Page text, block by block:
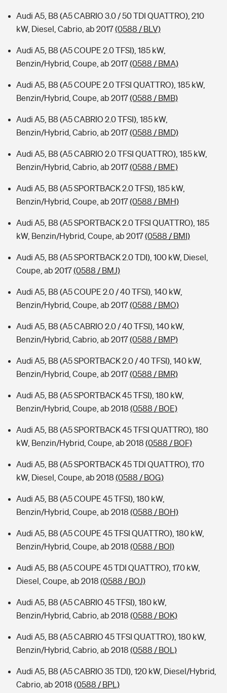
Audi A5, B8 (A5 CABRIO 3.0 / 50 TDI QUATTRO), 210
kW, Diesel, Cabrio, ab 2017(0588 / BLV)
Audi A5, B8 (A5 COUPE 2.0 TFSI), 185 kW,
Benzin/Hybrid, Coupe, ab 2017(0588 / BMA)
Audi A5, B8 (A5 COUPE 2.0 TFSI QUATTRO), 185 kW,
Benzin/Hybrid, Coupe, ab 2017(0588 / BMB)
Audi A5, B8 (A5 CABRIO 2.0 TFSI), 185 kW,
Benzin/Hybrid, Cabrio, ab 2017(0588 / BMD)
Audi A5, B8 (A5 CABRIO 2.0 TFSI QUATTRO), 185 kW,
Benzin/Hybrid, Cabrio, ab 2017(0588 / BME)
Audi A5, B8 (A5 SPORTBACK 2.0 TFSI), 185 kW,
Benzin/Hybrid, Coupe, ab 2017(0588 / BMH)
Audi A5, B8 (A5 SPORTBACK 2.0 TFSI QUATTRO), 185
kW, Benzin/Hybrid, Coupe, ab 2017(0588 / BMI)
Audi A5, B8 (A5 SPORTBACK 2.0 TDI), 100 kW, Diesel,
Coupe, ab 2017(0588 / BMJ)
Audi A5, B8 (A5 COUPE 2.0 / 40 TFSI), 140 kW,
Benzin/Hybrid, Coupe, ab 2017(0588 / BMO)
Audi A5, B8 (A5 CABRIO 2.0 / 40 TFSI), 140 kW,
Benzin/Hybrid, Cabrio, ab 2017(0588 / BMP)
Audi A5, B8 (A5 SPORTBACK 2.0 / 40 TFSI), 140 kW,
Benzin/Hybrid, Coupe, ab 2017(0588 / BMR)
Audi A5, B8 (A5 SPORTBACK 45 TFSI), 180 kW,
Benzin/Hybrid, Coupe, ab 2018 (0588 / BOE)
Audi A5, B8 (A5 SPORTBACK 45 TFSI QUATTRO), 180
kW, Benzin/Hybrid, Coupe, ab 2018 (0588 / BOF)
Audi A5, B8 (A5 SPORTBACK 45 TDI QUATTRO), 170
kW, Diesel, Coupe, ab 2018 (0588 / BOG)
Audi A5, B8 (A5 COUPE 45 TFSI), 180 kW,
Benzin/Hybrid, Coupe, ab 2018 (0588 / BOH)
Audi A5, B8 (A5 COUPE 45 TFSI QUATTRO), 180 kW,
Benzin/Hybrid, Coupe, ab 2018 (0588 / BOI)
Audi A5, B8 (A5 COUPE 45 TDI QUATTRO), 170 kW,
Diesel, Coupe, ab 2018 (0588 / BOJ)
Audi A5, B8 (A5 CABRIO 45 TFSI), 180 kW,
Benzin/Hybrid, Cabrio, ab 2018 (0588 / BOK)
Audi A5, B8 (A5 CABRIO 45 TFSI QUATTRO), 180 kW,
Benzin/Hybrid, Cabrio, ab 2018 (0588 / BOL)
Audi A5, B8 (A5 CABRIO 35 TDI), 120 kW, Diesel/Hybrid,
Cabrio, ab 2018 (0588 / BPL)